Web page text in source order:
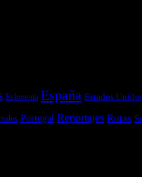
Eslovenia España Estados
Portugal Reportajes Rutas